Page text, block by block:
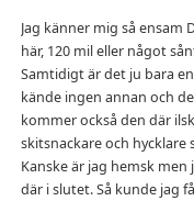
Jag känner mig så ensam
här, 120 mil eller något
Samtidigt är det ju bara
kände ingen annan och
kommer också den där
skitsnackare och hycklare
Kanske är jag hemsk
där i slutet. Så kunde jag